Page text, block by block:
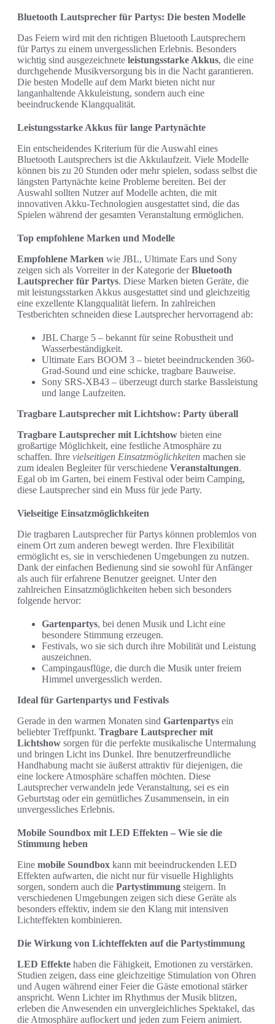
Bluetooth Lautsprecher für Partys: Die besten Modelle
Das Feiern wird mit den richtigen Bluetooth Lautsprechern
für Partys zu einem unvergesslichen Erlebnis. Besonders
wichtig sind ausgezeichnete leistungsstarke Akkus, die eine
durchgehende Musikversorgung bis in die Nacht garantieren.
Die besten Modelle auf dem Markt bieten nicht nur
langanhaltende Akkuleistung, sondern auch eine
beeindruckende Klangqualität.
Leistungsstarke Akkus für lange Partynächte
Ein entscheidendes Kriterium für die Auswahl eines
Bluetooth Lautsprechers ist die Akkulaufzeit. Viele Modelle
können bis zu 20 Stunden oder mehr spielen, sodass selbst die
längsten Partynächte keine Probleme bereiten. Bei der
Auswahl sollten Nutzer auf Modelle achten, die mit
innovativen Akku-Technologien ausgestattet sind, die das
Spielen während der gesamten Veranstaltung ermöglichen.
Top empfohlene Marken und Modelle
Empfohlene Marken wie JBL, Ultimate Ears und Sony
zeigen sich als Vorreiter in der Kategorie derBluetooth
Lautsprecher für Partys. Diese Marken bieten Geräte, die
mit leistungsstarken Akkus ausgestattet sind und gleichzeitig
eine exzellente Klangqualität liefern. In zahlreichen
Testberichten schneiden diese Lautsprecher hervorragend ab:
JBL Charge 5 – bekannt für seine Robustheit und
Wasserbeständigkeit.
Ultimate Ears BOOM 3 – bietet beeindruckenden 360-
Grad-Sound und eine schicke, tragbare Bauweise.
Sony SRS-XB43 – überzeugt durch starke Bassleistung
und lange Laufzeiten.
Tragbare Lautsprecher mit Lichtshow: Party überall
Tragbare Lautsprecher mit Lichtshow bieten eine
großartige Möglichkeit, eine festliche Atmosphäre zu
schaffen. Ihre vielseitigen Einsatzmöglichkeiten machen sie
zum idealen Begleiter für verschiedene Veranstaltungen.
Egal ob im Garten, bei einem Festival oder beim Camping,
diese Lautsprecher sind ein Muss für jede Party.
Vielseitige Einsatzmöglichkeiten
Die tragbaren Lautsprecher für Partys können problemlos von
einem Ort zum anderen bewegt werden. Ihre Flexibilität
ermöglicht es, sie in verschiedenen Umgebungen zu nutzen.
Dank der einfachen Bedienung sind sie sowohl für Anfänger
als auch für erfahrene Benutzer geeignet. Unter den
zahlreichen Einsatzmöglichkeiten heben sich besonders
folgende hervor:
Gartenpartys, bei denen Musik und Licht eine
besondere Stimmung erzeugen.
Festivals, wo sie sich durch ihre Mobilität und Leistung
auszeichnen.
Campingausflüge, die durch die Musik unter freiem
Himmel unvergesslich werden.
Ideal für Gartenpartys und Festivals
Gerade in den warmen Monaten sind Gartenpartys ein
beliebter Treffpunkt. Tragbare Lautsprecher mit
Lichtshow sorgen für die perfekte musikalische Untermalung
und bringen Licht ins Dunkel. Ihre benutzerfreundliche
Handhabung macht sie äußerst attraktiv für diejenigen, die
eine lockere Atmosphäre schaffen möchten. Diese
Lautsprecher verwandeln jede Veranstaltung, sei es ein
Geburtstag oder ein gemütliches Zusammensein, in ein
unvergessliches Erlebnis.
Mobile Soundbox mit LED Effekten – Wie sie die
Stimmung heben
Eine mobile Soundbox kann mit beeindruckenden LED
Effekten aufwarten, die nicht nur für visuelle Highlights
sorgen, sondern auch die Partystimmung steigern. In
verschiedenen Umgebungen zeigen sich diese Geräte als
besonders effektiv, indem sie den Klang mit intensiven
Lichteffekten kombinieren.
Die Wirkung von Lichteffekten auf die Partystimmung
LED Effekte haben die Fähigkeit, Emotionen zu verstärken.
Studien zeigen, dass eine gleichzeitige Stimulation von Ohren
und Augen während einer Feier die Gäste emotional stärker
anspricht. Wenn Lichter im Rhythmus der Musik blitzen,
erleben die Anwesenden ein unvergleichliches Spektakel, das
die Atmosphäre auflockert und jeden zum Feiern animiert.